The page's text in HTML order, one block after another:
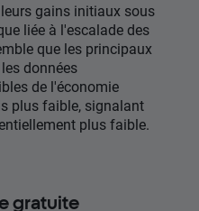
gains initiaux sous
liée à l'escalade des
que les principaux
données
de l'économie
plus faible, signalant
plus faible.
gratuite